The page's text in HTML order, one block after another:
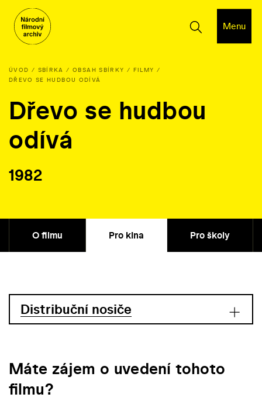
Menu
ÚVOD SBÍRKA OBSAH SBÍRKY
FILMY
DŘEVO SE HUDBOU ODÍVÁ
Dřevo se hudbou
odívá
1982
O filmu Pro kina Pro školy
Distribuční nosiče
Máte zájem o uvedení tohoto
filmu?